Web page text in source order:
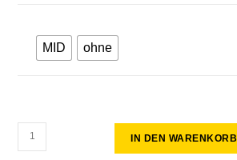
MID ohne
IN DEN WARENKORB